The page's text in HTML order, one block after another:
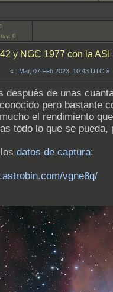
0
y NGC 1977 con la
« : Mar, 07 Feb 2023, 10:43 UTC »
después de unas
pero bastante
el rendimiento
todo lo que se
datos de captura:
vgne8q/